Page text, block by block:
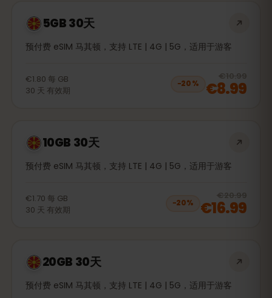
5GB 30天
预付费 eSIM 马其顿，支持 LTE | 4G | 5G，适用于游客
€1.80 每 GB
30 天 有效期
−20%
€10.99
€8.99
10GB 30天
预付费 eSIM 马其顿，支持 LTE | 4G | 5G，适用于游客
€1.70 每 GB
30 天 有效期
−20%
€20.99
€16.99
20GB 30天
预付费 eSIM 马其顿，支持 LTE | 4G | 5G，适用于游客